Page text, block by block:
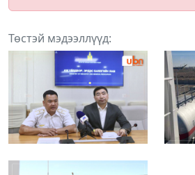
Төстэй мэдээллүүд: